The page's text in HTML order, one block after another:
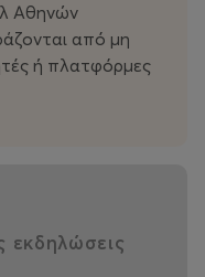
Αθηνών
από μη
ή πλατφόρμες
εκδηλώσεις